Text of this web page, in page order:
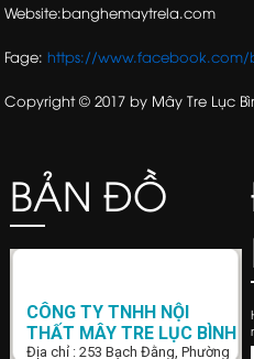
Website:banghemaytrela.com
Fage:https://
Copyright © 2017 by Mây Tre Lục
BẢN ĐỒ
CÔNG TY TNHH NỘI
THẤT MÂY TRE LỤC BÌNH
Địa chỉ : 253 Bạch Đằng, Phường